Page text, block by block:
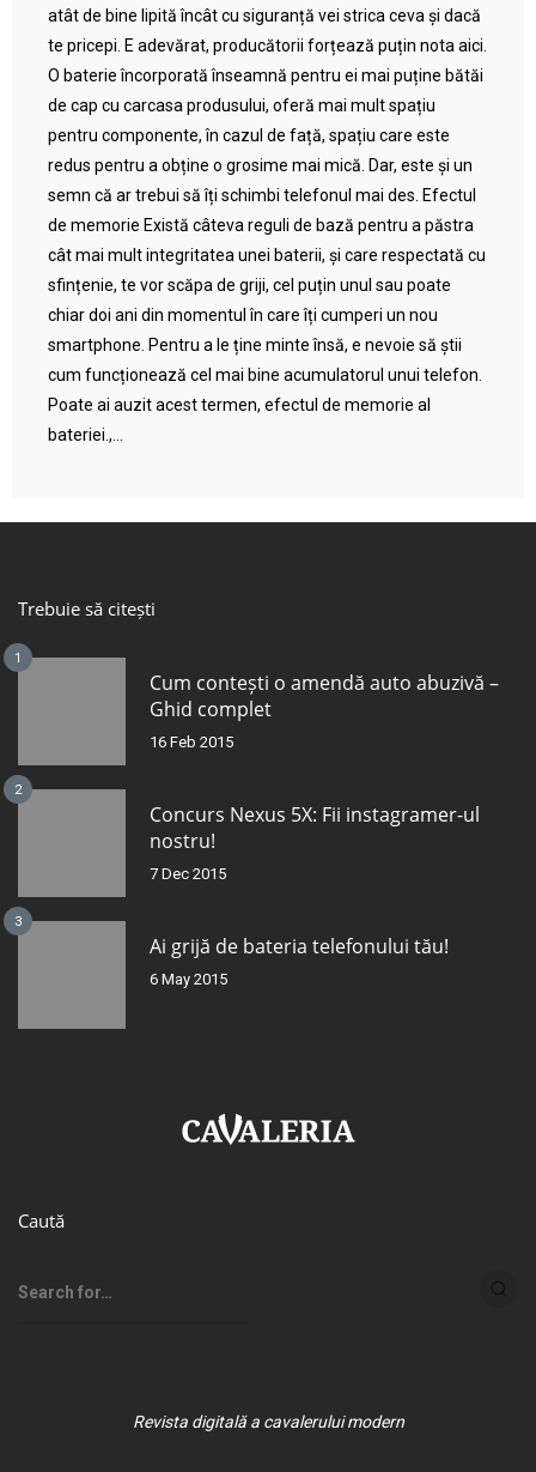
atât de bine lipită încât cu siguranță vei strica ceva și dacă
te pricepi. E adevărat, producătorii forțează puțin nota aici.
O baterie încorporată înseamnă pentru ei mai puține bătăi
de cap cu carcasa produsului, oferă mai mult spațiu
pentru componente, în cazul de față, spațiu care este
redus pentru a obține o grosime mai mică. Dar, este și un
semn că ar trebui să îți schimbi telefonul mai des. Efectul
de memorie Există câteva reguli de bază pentru a păstra
cât mai mult integritatea unei baterii, și care respectată cu
sfințenie, te vor scăpa de griji, cel puțin unul sau poate
chiar doi ani din momentul în care îți cumperi un nou
smartphone. Pentru a le ține minte însă, e nevoie să știi
cum funcționează cel mai bine acumulatorul unui telefon.
Poate ai auzit acest termen, efectul de memorie al
bateriei.,...
Trebuie să citești
1
Cum contești o amendă auto abuzivă –
Ghid complet
16 Feb 2015
2
Concurs Nexus 5X: Fii instagramer-ul
nostru!
7 Dec 2015
3
Ai grijă de bateria telefonului tău!
6 May 2015
Caută
Revista digitală a cavalerului modern